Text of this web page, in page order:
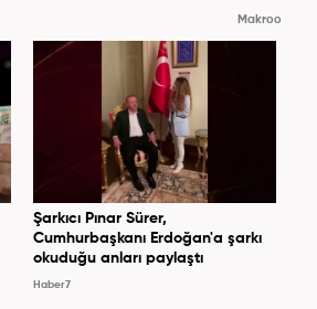
Makroo
Şarkıcı Pınar Sürer,
Cumhurbaşkanı Erdoğan'a şarkı
okuduğu anları paylaştı
Haber7